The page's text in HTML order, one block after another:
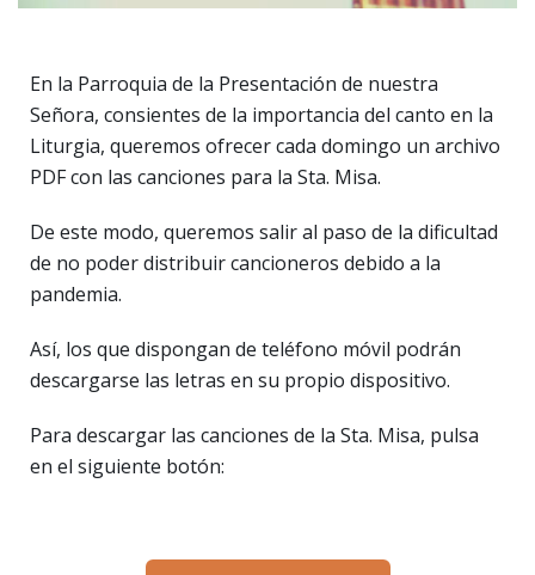
En la Parroquia de la Presentación de nuestra
Señora, consientes de la importancia del canto en la
Liturgia, queremos ofrecer cada domingo un archivo
PDF con las canciones para la Sta. Misa.
De este modo, queremos salir al paso de la dificultad
de no poder distribuir cancioneros debido a la
pandemia.
Así, los que dispongan de teléfono móvil podrán
descargarse las letras en su propio dispositivo.
Para descargar las canciones de la Sta. Misa, pulsa
en el siguiente botón: